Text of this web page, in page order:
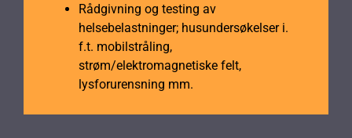
Rådgivning og testing av
helsebelastninger; husundersøkelser i.
f.t. mobilstråling,
strøm/elektromagnetiske felt,
lysforurensning mm.